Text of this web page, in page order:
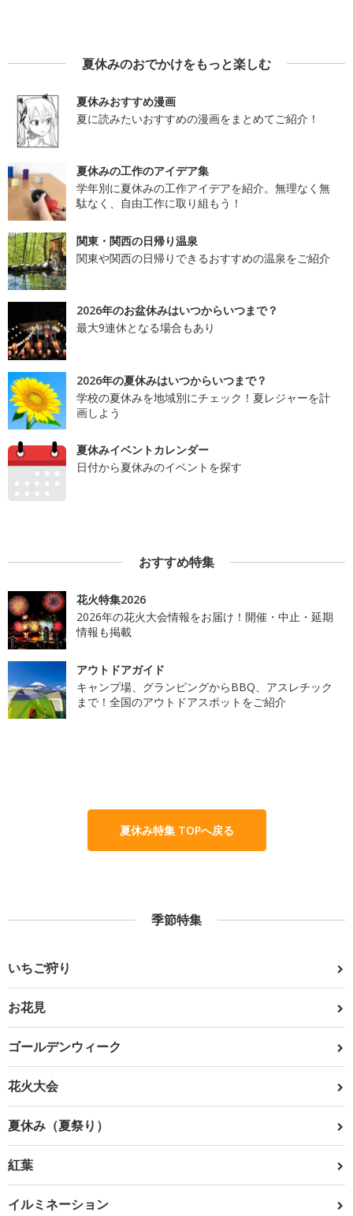
夏休みのおでかけをもっと楽しむ
夏休みおすすめ漫画
夏に読みたいおすすめの漫画をまとめてご紹介！
夏休みの工作のアイデア集
学年別に夏休みの工作アイデアを紹介。無理なく無
駄なく、自由工作に取り組もう！
関東・関西の日帰り温泉
関東や関西の日帰りできるおすすめの温泉をご紹介
2026年のお盆休みはいつからいつまで？
最大9連休となる場合もあり
2026年の夏休みはいつからいつまで？
学校の夏休みを地域別にチェック！夏レジャーを計
画しよう
夏休みイベントカレンダー
日付から夏休みのイベントを探す
おすすめ特集
花火特集2026
2026年の花火大会情報をお届け！開催・中止・延期
情報も掲載
アウトドアガイド
キャンプ場、グランピングからBBQ、アスレチック
まで！全国のアウトドアスポットをご紹介
夏休み特集 TOPへ戻る
季節特集
いちご狩り
お花見
ゴールデンウィーク
花火大会
夏休み（夏祭り）
紅葉
イルミネーション